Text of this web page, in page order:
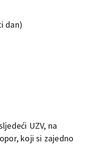
dan)
UZV, na
koji si zajedno